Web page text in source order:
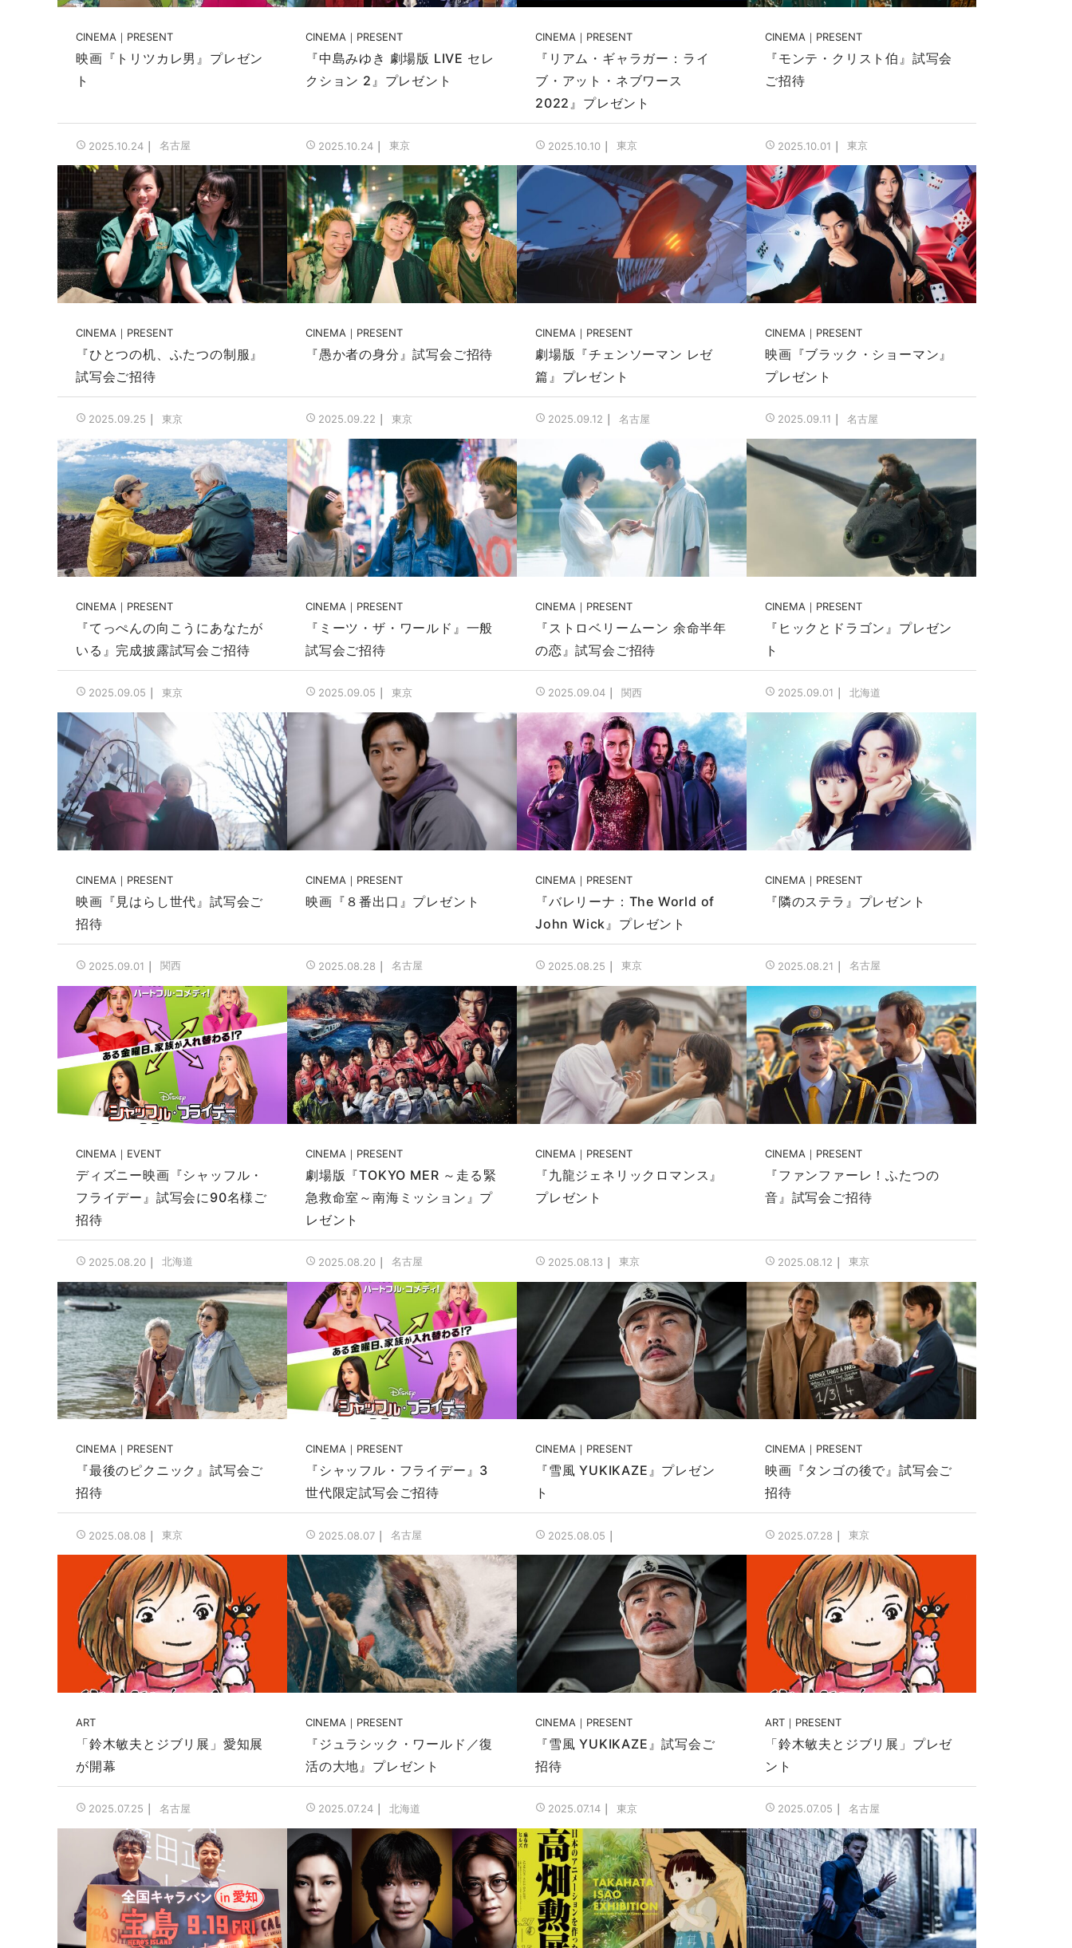
CINEMA PRESENT
映画『トリツカレ男』プレゼン
ト
2025.10.24 名古屋
CINEMA PRESENT
『中島みゆき 劇場版 LIVE セレ
クション 2』プレゼント
2025.10.24 東京
CINEMA PRESENT
『リアム・ギャラガー：ライ
ブ・アット・ネブワース
2022』プレゼント
2025.10.10 東京
CINEMA PRESENT
『モンテ・クリスト伯』試写会
ご招待
2025.10.01 東京
CINEMA PRESENT
『ひとつの机、ふたつの制服』
試写会ご招待
2025.09.25 東京
CINEMA PRESENT
『愚か者の身分』試写会ご招待
2025.09.22 東京
CINEMA PRESENT
劇場版『チェンソーマン レゼ
篇』プレゼント
2025.09.12 名古屋
CINEMA PRESENT
映画『ブラック・ショーマン』
プレゼント
2025.09.11 名古屋
CINEMA PRESENT
『てっぺんの向こうにあなたが
いる』完成披露試写会ご招待
2025.09.05 東京
CINEMA PRESENT
『ミーツ・ザ・ワールド』一般
試写会ご招待
2025.09.05 東京
CINEMA PRESENT
『ストロベリームーン 余命半年
の恋』試写会ご招待
2025.09.04 関西
CINEMA PRESENT
『ヒックとドラゴン』プレゼン
ト
2025.09.01 北海道
CINEMA PRESENT
映画『見はらし世代』試写会ご
招待
2025.09.01 関西
CINEMA PRESENT
映画『８番出口』プレゼント
2025.08.28 名古屋
CINEMA PRESENT
『バレリーナ：The World of
John Wick』プレゼント
2025.08.25 東京
CINEMA PRESENT
『隣のステラ』プレゼント
2025.08.21 名古屋
CINEMA EVENT
ディズニー映画『シャッフル・
フライデー』試写会に90名様ご
招待
2025.08.20 北海道
CINEMA PRESENT
劇場版『TOKYO MER ～走る緊
急救命室～南海ミッション』プ
レゼント
2025.08.20 名古屋
CINEMA PRESENT
『九龍ジェネリックロマンス』
プレゼント
2025.08.13 東京
CINEMA PRESENT
『ファンファーレ！ふたつの
音』試写会ご招待
2025.08.12 東京
CINEMA PRESENT
『最後のピクニック』試写会ご
招待
2025.08.08 東京
CINEMA PRESENT
『シャッフル・フライデー』3
世代限定試写会ご招待
2025.08.07 名古屋
CINEMA PRESENT
『雪風 YUKIKAZE』プレゼン
ト
2025.08.05
CINEMA PRESENT
映画『タンゴの後で』試写会ご
招待
2025.07.28 東京
ART
「鈴木敏夫とジブリ展」愛知展
が開幕
2025.07.25 名古屋
CINEMA PRESENT
『ジュラシック・ワールド／復
活の大地』プレゼント
2025.07.24 北海道
CINEMA PRESENT
『雪風 YUKIKAZE』試写会ご
招待
2025.07.14 東京
ART PRESENT
「鈴木敏夫とジブリ展」プレゼ
ント
2025.07.05 名古屋